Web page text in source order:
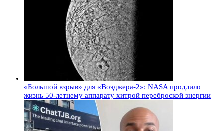
«Большой взрыв» для «Вояджера-2»: NASA продлило
жизнь 50-летнему аппарату хитрой переброской энергии